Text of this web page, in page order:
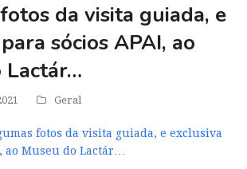
da visita guiada, e
sócios APAI, ao
Lactár…
Geral
fotos da visita guiada, e exclusiva
ao Museu do Lactár…